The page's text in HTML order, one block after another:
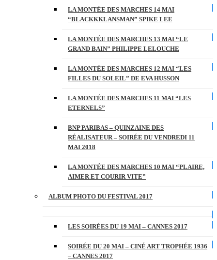
LA MONTÉE DES MARCHES 14 MAI
“BLACKKKLANSMAN” SPIKE LEE
LA MONTÉE DES MARCHES 13 MAI “LE
GRAND BAIN” PHILIPPE LELOUCHE
LA MONTÉE DES MARCHES 12 MAI “LES
FILLES DU SOLEIL” DE EVA HUSSON
LA MONTÉE DES MARCHES 11 MAI “LES
ETERNELS”
BNP PARIBAS – QUINZAINE DES
RÉALISATEUR – SOIRÉE DU VENDREDI 11
MAI 2018
LA MONTÉE DES MARCHES 10 MAI “PLAIRE,
AIMER ET COURIR VITE”
ALBUM PHOTO DU FESTIVAL 2017
LES SOIRÉES DU 19 MAI – CANNES 2017
SOIRÉE DU 20 MAI – CINÉ ART TROPHÉE 1936
– CANNES 2017